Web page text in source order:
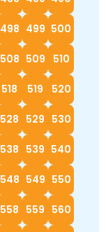
498 499 500
508 509 510
518 519 520
528 529 530
538 539 540
548 549 550
558 559 560